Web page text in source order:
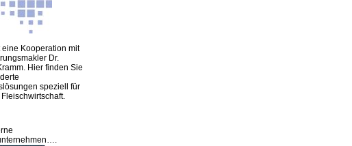
eine Kooperation mit
Dr.
Hier finden Sie
speziell für